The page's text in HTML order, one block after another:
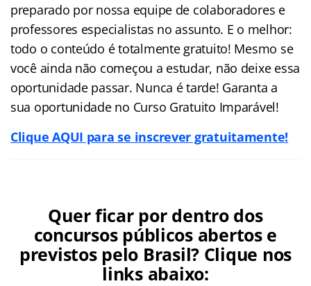
preparado por nossa equipe de colaboradores e
professores especialistas no assunto. E o melhor:
todo o conteúdo é totalmente gratuito! Mesmo se
você ainda não começou a estudar, não deixe essa
oportunidade passar. Nunca é tarde! Garanta a
sua oportunidade no Curso Gratuito Imparável!
Clique AQUI para se inscrever gratuitamente!
Quer ficar por dentro dos
concursos públicos abertos e
previstos pelo Brasil? Clique nos
links abaixo: